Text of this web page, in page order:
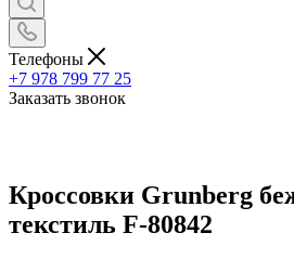
Телефоны
+7 978 799 77 25
Заказать звонок
Кроссовки Grunberg
текстиль F-80842